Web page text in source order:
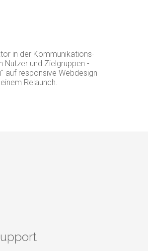
in der Kommunikations-
Nutzer und Zielgruppen -
auf responsive Webdesign
Relaunch.